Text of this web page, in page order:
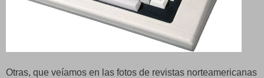
Otras, que veíamos en las fotos de revistas norteamericanas